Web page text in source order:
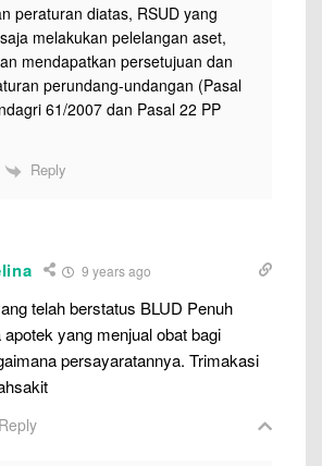
peraturan diatas, RSUD yang
melakukan pelelangan aset,
mendapatkan persetujuan dan
perundang-undangan (Pasal
61/2007 dan Pasal 22 PP
Reply
9 years ago
telah berstatus BLUD Penuh
yang menjual obat bagi
persayaratannya. Trimakasi
Reply